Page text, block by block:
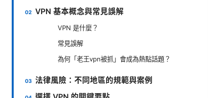
VPN 基本概念與常見誤解
VPN 是什麼？
常見誤解
為何「老王vpn被抓」會成為熱點話題？
法律風險：不同地區的規範與案例